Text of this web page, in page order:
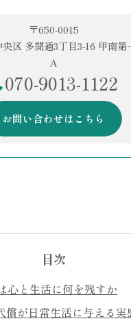
〒650-0015
区 多聞通3丁目3-16 甲南第
A
070-9013-1122
お問い合わせはこちら
目次
心と生活に何を残すか
償が日常生活に与える実